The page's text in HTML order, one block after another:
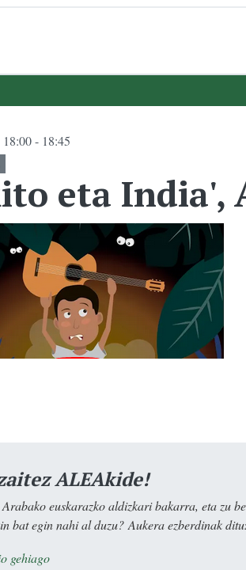
18:00 - 18:45
eta India',
ALEAkide!
euskarazko aldizkari bakarra, eta zu
bat egin nahi al duzu? Aukera ezberdinak
gehiago